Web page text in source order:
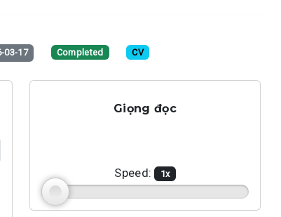
03-17 Completed CV
Giọng đọc
Speed: 1x